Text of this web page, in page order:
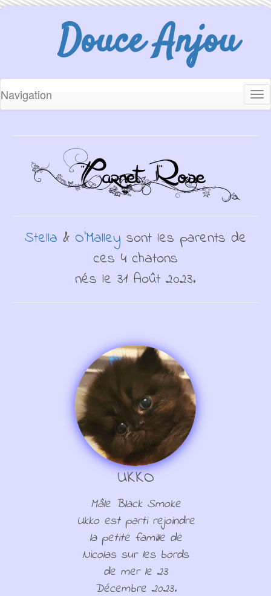
Douce Anjou
Navigation
Stella & O'Malley sont les parents de
ces 4 chatons
nés le 31 Août 2023.
UKKO
Mâle Black Smoke
Ukko est parti rejoindre
la petite famille de
Nicolas sur les bords
de mer le 23
Décembre 2023.